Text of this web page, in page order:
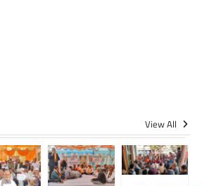
View All